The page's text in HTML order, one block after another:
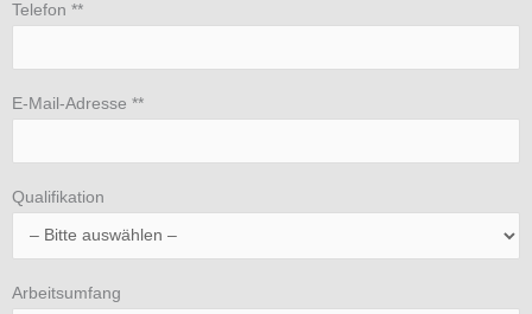
Telefon **
E-Mail-Adresse **
Qualifikation
Arbeitsumfang